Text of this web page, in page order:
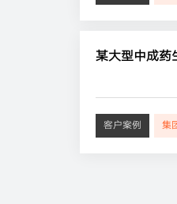
某大型中成药
客户案例 集